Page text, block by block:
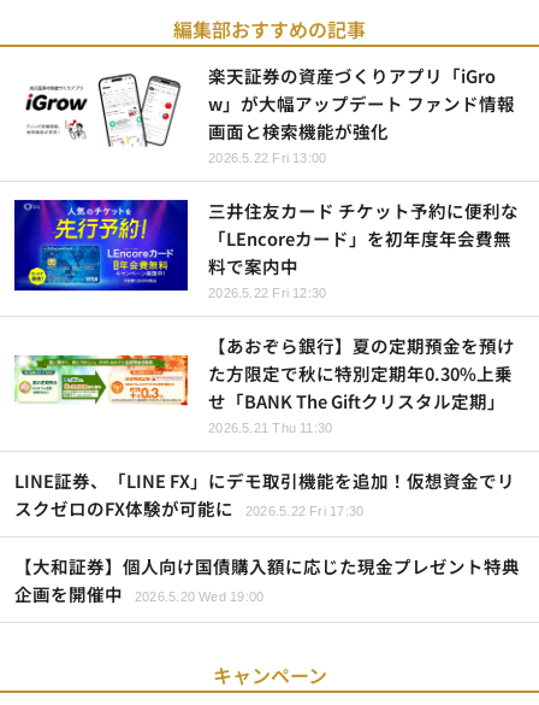
編集部おすすめの記事
楽天証券の資産づくりアプリ「iGro
w」が大幅アップデート ファンド情報
画面と検索機能が強化
2026.5.22 Fri 13:00
三井住友カード チケット予約に便利な
「LEncoreカード」を初年度年会費無
料で案内中
2026.5.22 Fri 12:30
【あおぞら銀行】夏の定期預金を預け
た方限定で秋に特別定期年0.30%上乗
せ「BANK The Giftクリスタル定期」
2026.5.21 Thu 11:30
LINE証券、「LINE FX」にデモ取引機能を追加！仮想資金でリ
スクゼロのFX体験が可能に
2026.5.22 Fri 17:30
【大和証券】個人向け国債購入額に応じた現金プレゼント特典
企画を開催中
2026.5.20 Wed 19:00
キャンペーン